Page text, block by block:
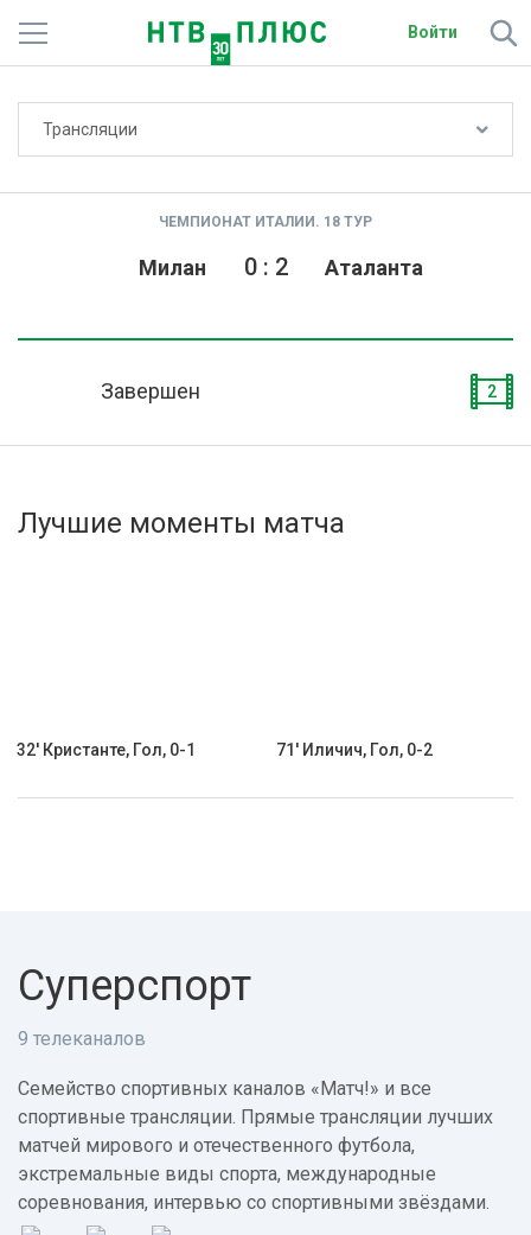
Войти
Активировать промокод
Трансляции
ЧЕМПИОНАТ ИТАЛИИ. 18 ТУР
Милан Аталанта
0: 2
Завершен 2
Лучшие моменты матча
32' Кристанте, Гол, 0-1 71' Иличич, Гол, 0-2
Суперспорт
9 телеканалов
Семейство спортивных каналов «Матч!» и все
спортивные трансляции. Прямые трансляции лучших
матчей мирового и отечественного футбола,
экстремальные виды спорта, международные
соревнования, интервью со спортивными звёздами.